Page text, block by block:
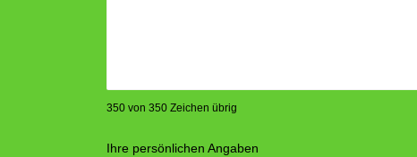
350 von 350 Zeichen übrig
Ihre persönlichen Angaben